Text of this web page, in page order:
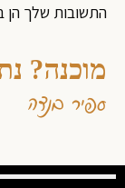
התשובות שלך הן
מוכנה?
ספיר בנדה